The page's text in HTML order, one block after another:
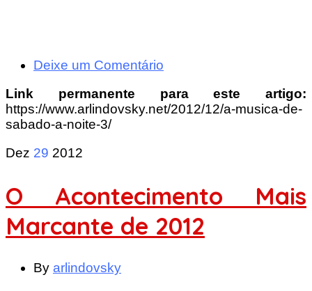
Deixe um Comentário
Link permanente para este artigo:
https://www.arlindovsky.net/2012/12/a-musica-de-
sabado-a-noite-3/
Dez 29 2012
O Acontecimento Mais
Marcante de 2012
By arlindovsky